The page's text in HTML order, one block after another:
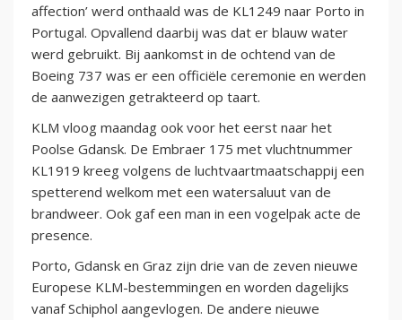
affection’ werd onthaald was de KL1249 naar Porto in
Portugal. Opvallend daarbij was dat er blauw water
werd gebruikt. Bij aankomst in de ochtend van de
Boeing 737 was er een officiële ceremonie en werden
de aanwezigen getrakteerd op taart.
KLM vloog maandag ook voor het eerst naar het
Poolse Gdansk. De Embraer 175 met vluchtnummer
KL1919 kreeg volgens de luchtvaartmaatschappij een
spetterend welkom met een watersaluut van de
brandweer. Ook gaf een man in een vogelpak acte de
presence.
Porto, Gdansk en Graz zijn drie van de zeven nieuwe
Europese KLM-bestemmingen en worden dagelijks
vanaf Schiphol aangevlogen. De andere nieuwe